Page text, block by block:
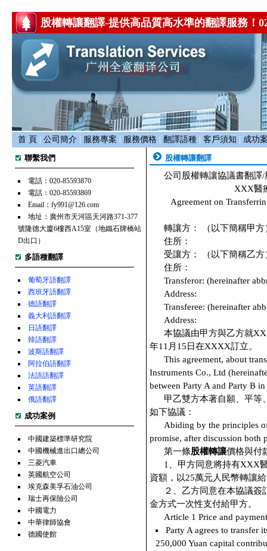
股權轉讓翻譯-提供高品質高水準的翻譯服務！
首 頁 公司簡介 服務專案 服務價格 翻譯語種 客戶須知 成功
聯繫我們
電話：020-85593870
電話：020-85593869
Email：fy991@126.com
地址：廣州市天河區天河路371-377
號隆德大廈6樓西A15室（地鐵石牌橋站
D出口）
多語種翻譯
葡萄牙語翻譯
西班牙語翻譯
德語翻譯
義大利語翻譯
日語翻譯
韓語翻譯
波斯語翻譯
阿拉伯語翻譯
法語語翻譯
英語翻譯
俄語翻譯
成功案例
中國建築標準研究院
中國機械進出口總公司
三菱汽車
英國航空公司
埃克森美孚石油公司
瑞士再保險公司
中國電力
中華律師協會
德國使館
股權轉讓翻譯
公司股權轉讓協議書翻譯
XXX醫
Agreement on
轉讓方： （以下簡稱甲方
住所：
受讓方： （以下簡稱乙方
住所：
Transferor: (hereinafter
Address:
Transferee: (hereinafter
Address:
本協議由甲方與乙方就
年11月15日在XXXX訂立。
This agreement, about
Instruments Co., Ltd
between Party A and Party B
甲乙雙方本著自願、平等
如下協議：
Abiding by the principles
promise, after discussion both
第一條股權轉讓價格與付
1、甲方同意將持有XXX
資額，以25萬元人民幣轉讓
２、乙方同意在本協議
金方式一次性支付給甲方。
Article 1 Price and
Party A agrees to transfer
250,000 Yuan capital